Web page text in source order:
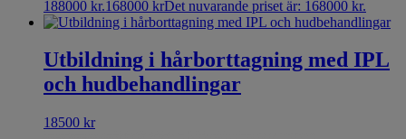
188000 kr.168000 krDet nuvarande priset är: 168000 kr.
Utbildning i hårborttagning med IPL
och hudbehandlingar
18500 kr